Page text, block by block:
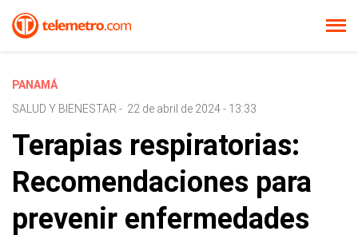
PANAMÁ
SALUD Y BIENESTAR - 22 de abril de 2024 - 13:33
Terapias respiratorias:
Recomendaciones para
prevenir enfermedades